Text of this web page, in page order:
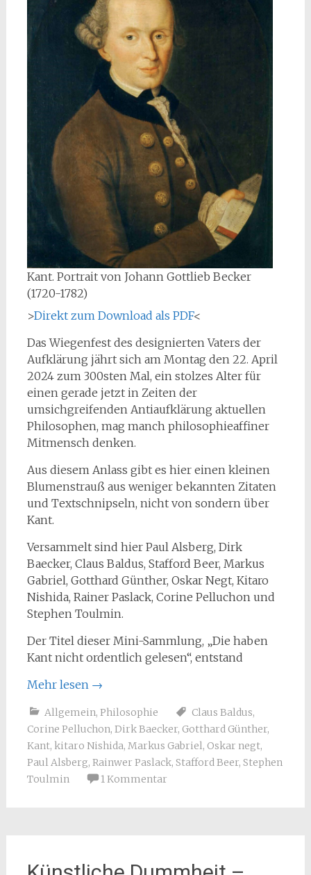
Kant. Portrait von Johann Gottlieb Becker
(1720-1782)
>Direkt zum Download als PDF<
Das Wiegenfest des designierten Vaters der
Aufklärung jährt sich am Montag den 22. April
2024 zum 300sten Mal, ein stolzes Alter für
einen gerade jetzt in Zeiten der
umsichgreifenden Antiaufklärung aktuellen
Philosophen, mag manch philosophieaffiner
Mitmensch denken.
Aus diesem Anlass gibt es hier einen kleinen
Blumenstrauß aus weniger bekannten Zitaten
und Textschnipseln, nicht von sondern über
Kant.
Versammelt sind hier Paul Alsberg, Dirk
Baecker, Claus Baldus, Stafford Beer, Markus
Gabriel, Gotthard Günther, Oskar Negt, Kitaro
Nishida, Rainer Paslack, Corine Pelluchon und
Stephen Toulmin.
Der Titel dieser Mini-Sammlung, „Die haben
Kant nicht ordentlich gelesen“, entstand
Mehr lesen →
Allgemein, Philosophie Claus Baldus,
Corine Pelluchon, Dirk Baecker, Gotthard Günther,
Kant, kitaro Nishida, Markus Gabriel, Oskar negt,
Paul Alsberg, Rainwer Paslack, Stafford Beer, Stephen
Toulmin
1 Kommentar